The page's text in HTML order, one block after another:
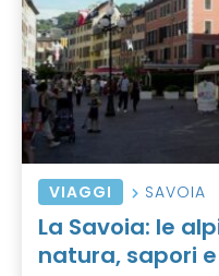
VIAGGI SAVOIA
La Savoia: le
natura, sapori